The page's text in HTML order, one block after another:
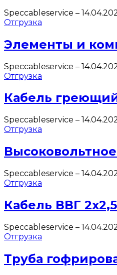
Speccableservice –
Отгрузка
Элементы и
Speccableservice –
Отгрузка
Кабель
Speccableservice –
Отгрузка
Speccableservice –
Отгрузка
Кабель ВВГ 2х2,5
Speccableservice –
Отгрузка
Труба